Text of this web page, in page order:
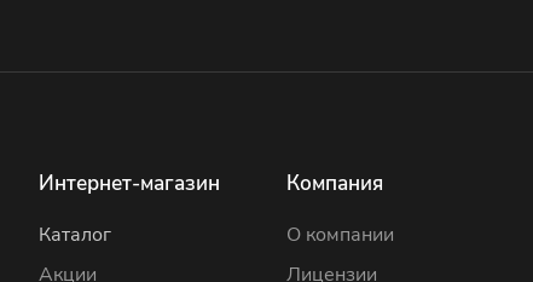
Интернет-магазин
Каталог
Акции
Компания
О компании
Лицензии